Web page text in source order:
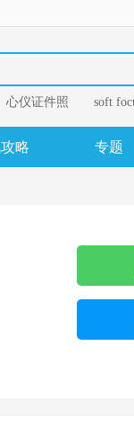
心仪证件照
soft
略 专题